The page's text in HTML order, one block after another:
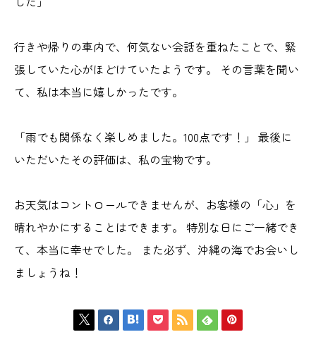
行きや帰りの車内で、何気ない会話を重ねたことで、緊
張していた心がほどけていたようです。 その言葉を聞い
て、私は本当に嬉しかったです。
「雨でも関係なく楽しめました。100点です！」 最後に
いただいたその評価は、私の宝物です。
お天気はコントロールできませんが、お客様の「心」を
晴れやかにすることはできます。 特別な日にご一緒でき
て、本当に幸せでした。 また必ず、沖縄の海でお会いし
ましょうね！
      